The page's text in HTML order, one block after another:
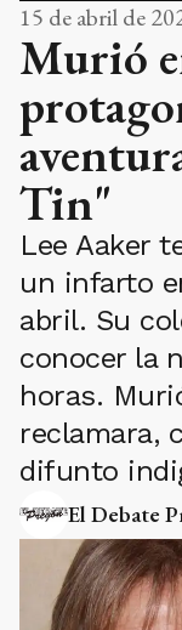
15 de abril de
Murió
Tin"
Lee Aaker
un infarto
abril. Su
conocer la
horas.
reclamara,
difunto
El Debate